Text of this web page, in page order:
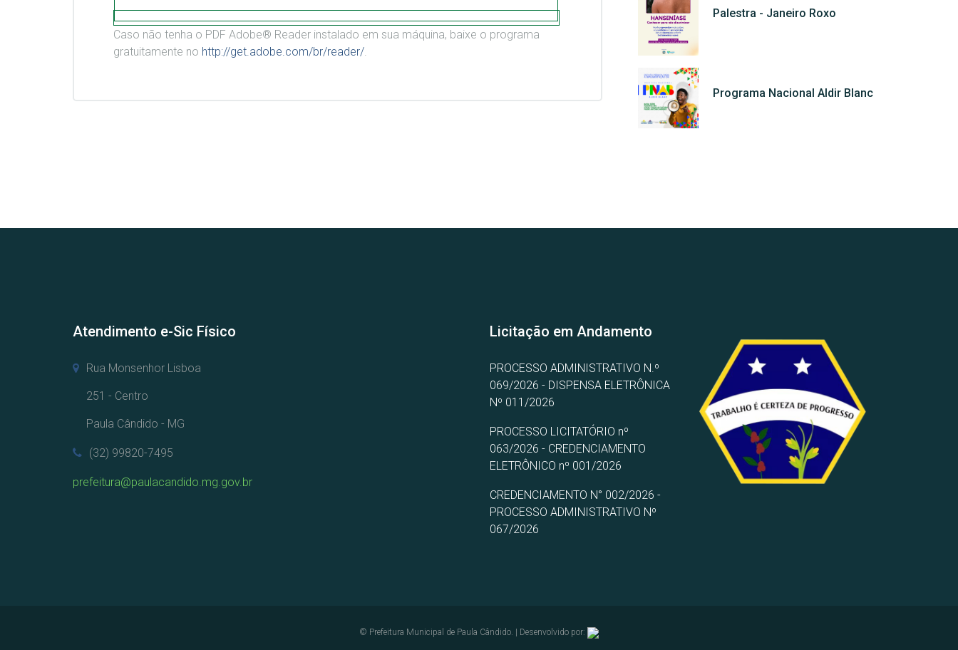
Caso não tenha o PDF Adobe® Reader instalado em sua máquina, baixe o programa
gratuitamente no http://get.adobe.com/br/reader/.
Palestra - Janeiro Roxo
Programa Nacional Aldir Blanc
Atendimento e-Sic Físico
Rua Monsenhor Lisboa
251 - Centro
Paula Cândido - MG
(32) 99820-7495
prefeitura@paulacandido.mg.gov.br
Licitação em Andamento
PROCESSO ADMINISTRATIVO N.º
069/2026 - DISPENSA ELETRÔNICA
Nº 011/2026
PROCESSO LICITATÓRIO nº
063/2026 - CREDENCIAMENTO
ELETRÔNICO nº 001/2026
CREDENCIAMENTO N° 002/2026 -
PROCESSO ADMINISTRATIVO Nº
067/2026
© Prefeitura Municipal de Paula Cândido. | Desenvolvido por: